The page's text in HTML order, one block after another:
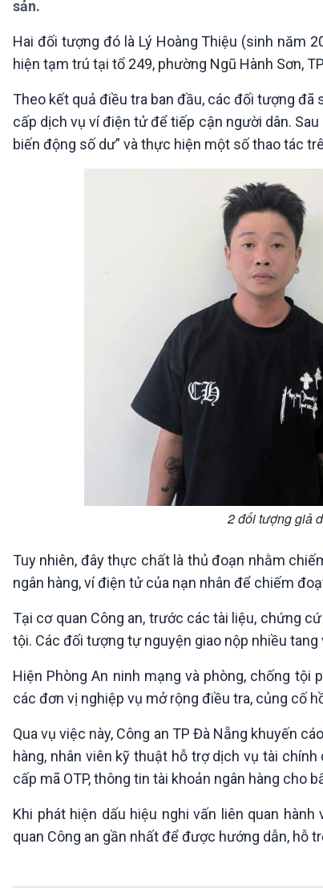
360 độ Sức khỏe
Tài nguyên và Môi trường
Chuyên gia của bạn
Bước chân đến trường
khí hậu
VOV1 đặc biệt
Thanh âm ký sự
sản.
Hai đối tượng đó là Lý Hoàng Thiệu (sinh năm
hiện tạm trú tại tổ 249, phường Ngũ Hành Sơn,
Theo kết quả điều tra ban đầu, các đối tượng
cấp dịch vụ ví điện tử để tiếp cận người dân.
biến động số dư” và thực hiện một số thao tác
2 đối tượng giả
Tuy nhiên, đây thực chất là thủ đoạn nhằm
ngân hàng, ví điện tử của nạn nhân để chiếm
Tại cơ quan Công an, trước các tài liệu, chứng
tội. Các đối tượng tự nguyện giao nộp nhiều
Hiện Phòng An ninh mạng và phòng, chống
các đơn vị nghiệp vụ mở rộng điều tra, củng cố
Qua vụ việc này, Công an TP Đà Nẵng khuyến
hàng, nhân viên kỹ thuật hỗ trợ dịch vụ tài
cấp mã OTP, thông tin tài khoản ngân hàng cho
Khi phát hiện dấu hiệu nghi vấn liên quan
quan Công an gần nhất để được hướng dẫn, hỗ